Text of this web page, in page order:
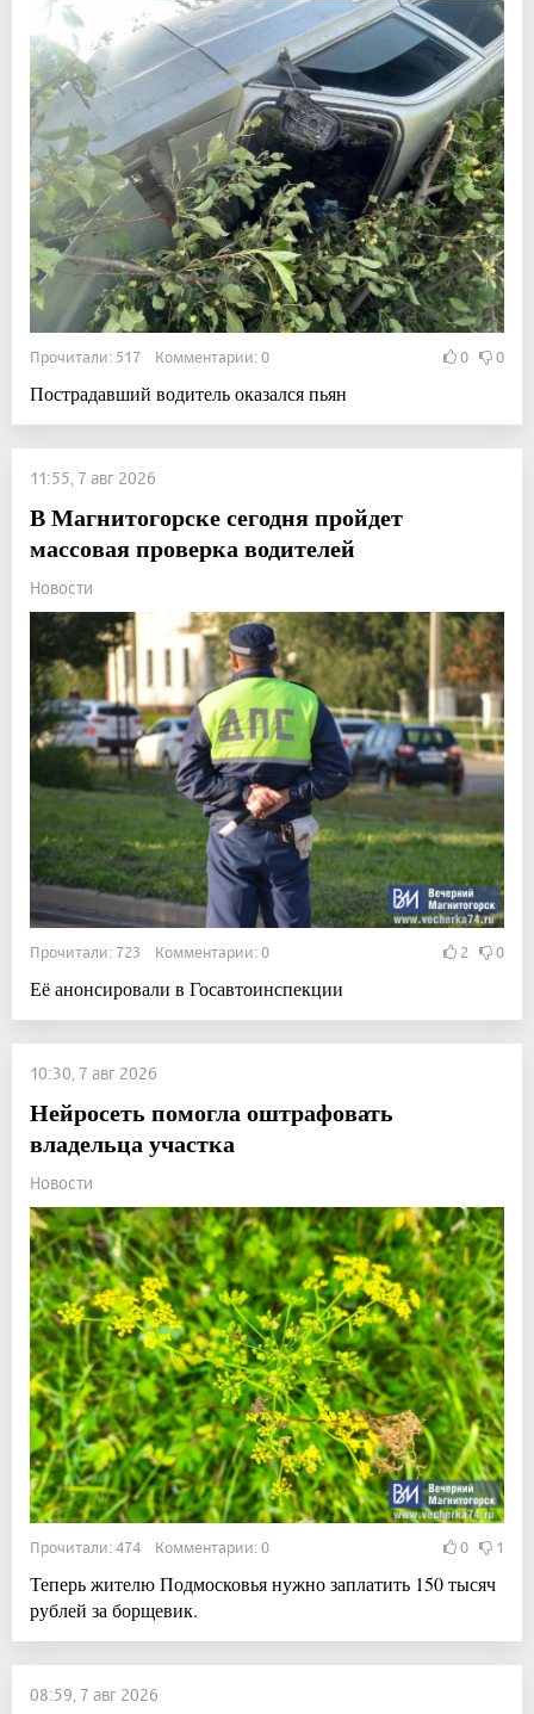
Прочитали: 517 Комментарии: 0 0 0
Пострадавший водитель оказался пьян
11:55, 7 авг 2026
В Магнитогорске сегодня пройдет
массовая проверка водителей
Новости
Прочитали: 723 Комментарии: 0 2 0
Её анонсировали в Госавтоинспекции
10:30, 7 авг 2026
Нейросеть помогла оштрафовать
владельца участка
Новости
Прочитали: 474 Комментарии: 0 0 1
Теперь жителю Подмосковья нужно заплатить 150 тысяч
рублей за борщевик.
08:59, 7 авг 2026